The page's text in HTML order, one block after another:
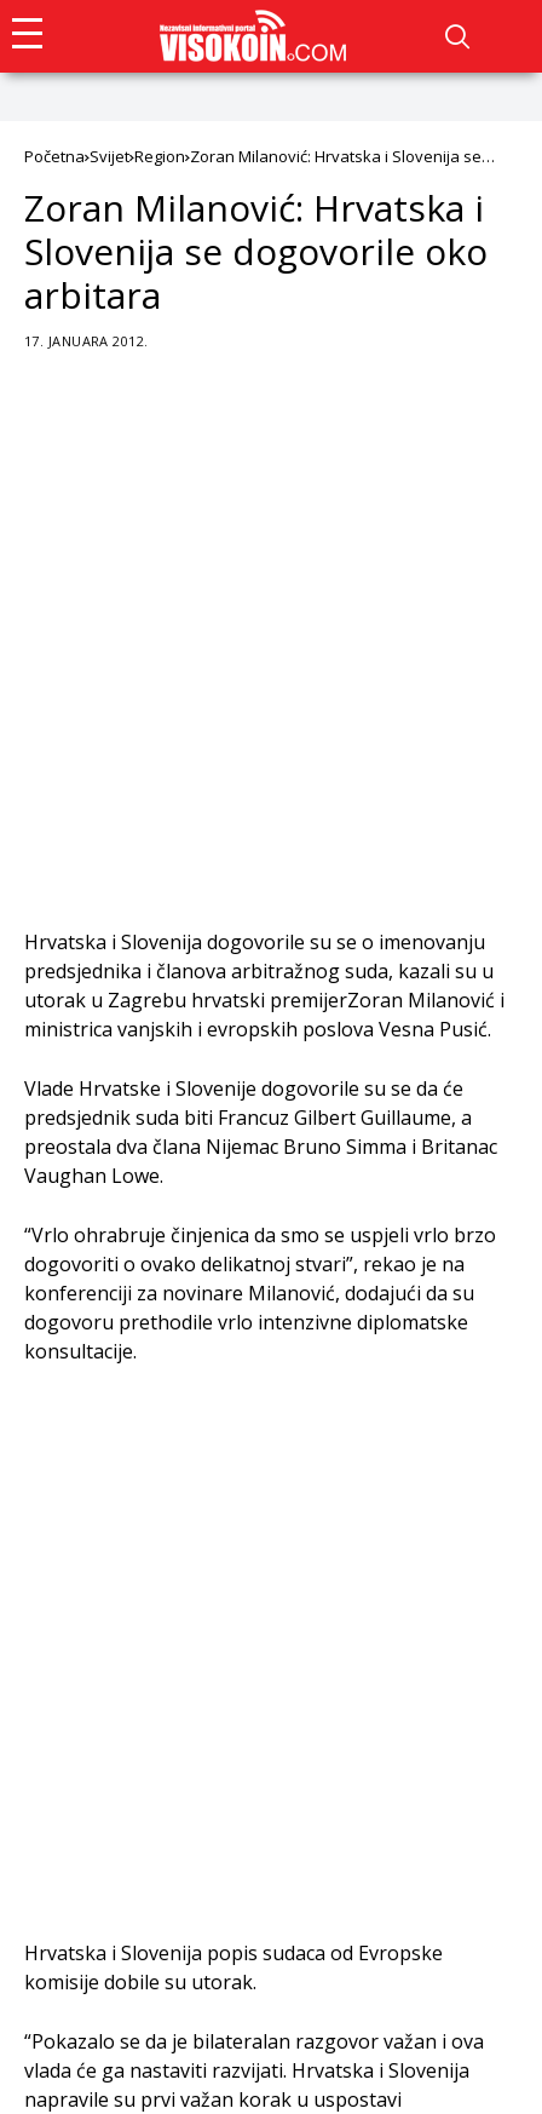
Početna Svijet Region Zoran Milanović: Hrvatska i Slovenija se
Zoran Milanović: Hrvatska i
Slovenija se dogovorile oko
arbitara
17. JANUARA 2012.
Hrvatska i Slovenija dogovorile su se o imenovanju
predsjednika i članova arbitražnog suda, kazali su u
utorak u Zagrebu hrvatski premijerZoran Milanović i
ministrica vanjskih i evropskih poslova Vesna Pusić.
Vlade Hrvatske i Slovenije dogovorile su se da će
predsjednik suda biti Francuz Gilbert Guillaume, a
preostala dva člana Nijemac Bruno Simma i Britanac
Vaughan Lowe.
“Vrlo ohrabruje činjenica da smo se uspjeli vrlo brzo
dogovoriti o ovako delikatnoj stvari”, rekao je na
konferenciji za novinare Milanović, dodajući da su
dogovoru prethodile vrlo intenzivne diplomatske
konsultacije.
Hrvatska i Slovenija popis sudaca od Evropske
komisije dobile su utorak.
“Pokazalo se da je bilateralan razgovor važan i ova
vlada će ga nastaviti razvijati. Hrvatska i Slovenija
napravile su prvi važan korak u uspostavi